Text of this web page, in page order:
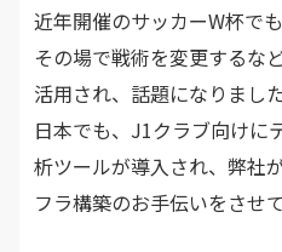
近年開催のサッカーW杯で
その場で戦術を変更するな
活用され、話題になりました
日本でも、J1クラブ向けに
析ツールが導入され、弊社
フラ構築のお手伝いをさせ